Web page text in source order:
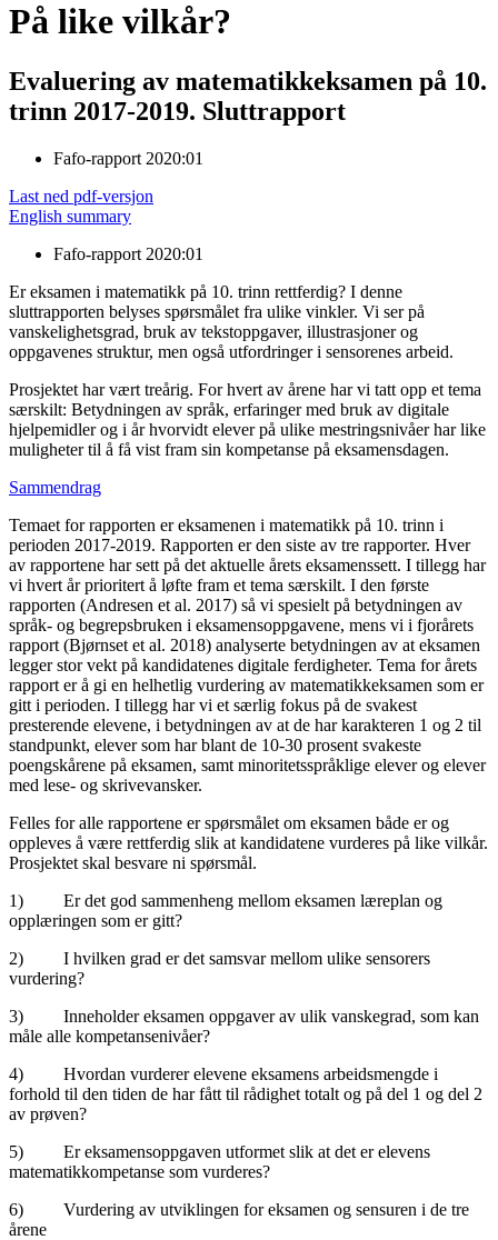
På like vilkår?
Evaluering av matematikkeksamen på 10.
trinn 2017-2019. Sluttrapport
Fafo-rapport 2020:01
Last ned pdf-versjon
English summary
Fafo-rapport 2020:01
Er eksamen i matematikk på 10. trinn rettferdig? I denne
sluttrapporten belyses spørsmålet fra ulike vinkler. Vi ser på
vanskelighetsgrad, bruk av tekstoppgaver, illustrasjoner og
oppgavenes struktur, men også utfordringer i sensorenes arbeid.
Prosjektet har vært treårig. For hvert av årene har vi tatt opp et tema
særskilt: Betydningen av språk, erfaringer med bruk av digitale
hjelpemidler og i år hvorvidt elever på ulike mestringsnivåer har like
muligheter til å få vist fram sin kompetanse på eksamensdagen.
Sammendrag
Temaet for rapporten er eksamenen i matematikk på 10. trinn i
perioden 2017-2019. Rapporten er den siste av tre rapporter. Hver
av rapportene har sett på det aktuelle årets eksamenssett. I tillegg har
vi hvert år prioritert å løfte fram et tema særskilt. I den første
rapporten (Andresen et al. 2017) så vi spesielt på betydningen av
språk- og begrepsbruken i eksamensoppgavene, mens vi i fjorårets
rapport (Bjørnset et al. 2018) analyserte betydningen av at eksamen
legger stor vekt på kandidatenes digitale ferdigheter. Tema for årets
rapport er å gi en helhetlig vurdering av matematikkeksamen som er
gitt i perioden. I tillegg har vi et særlig fokus på de svakest
presterende elevene, i betydningen av at de har karakteren 1 og 2 til
standpunkt, elever som har blant de 10-30 prosent svakeste
poengskårene på eksamen, samt minoritetsspråklige elever og elever
med lese- og skrivevansker.
Felles for alle rapportene er spørsmålet om eksamen både er og
oppleves å være rettferdig slik at kandidatene vurderes på like vilkår.
Prosjektet skal besvare ni spørsmål.
1) Er det god sammenheng mellom eksamen læreplan og
opplæringen som er gitt?
2) I hvilken grad er det samsvar mellom ulike sensorers
vurdering?
3) Inneholder eksamen oppgaver av ulik vanskegrad, som kan
måle alle kompetansenivåer?
4) Hvordan vurderer elevene eksamens arbeidsmengde i
forhold til den tiden de har fått til rådighet totalt og på del 1 og del 2
av prøven?
5) Er eksamensoppgaven utformet slik at det er elevens
matematikkompetanse som vurderes?
6) Vurdering av utviklingen for eksamen og sensuren i de tre
årene